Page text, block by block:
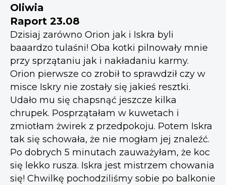
Oliwia
Raport 23.08
Dzisiaj zarówno Orion jak i Iskra byli
baaardzo tulaśni! Oba kotki pilnowały mnie
przy sprzątaniu jak i nakładaniu karmy.
Orion pierwsze co zrobił to sprawdził czy w
misce Iskry nie zostały się jakieś resztki.
Udało mu się chapsnąć jeszcze kilka
chrupek. Posprzątałam w kuwetach i
zmiotłam żwirek z przedpokoju. Potem Iskra
tak się schowała, że nie mogłam jej znaleźć.
Po dobrych 5 minutach zauważyłam, że koc
się lekko rusza. Iskra jest mistrzem chowania
się! Chwilkę pochodziliśmy sobie po balkonie